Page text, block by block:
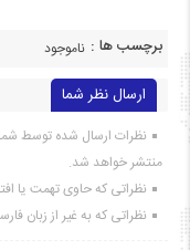
برچسب ها : ناموجود
ارسال نظر شما
نظرات ارسال شده توسط
منتشر خواهد شد.
نظراتی که حاوی تهمت یا
نظراتی که به غیر از زبان